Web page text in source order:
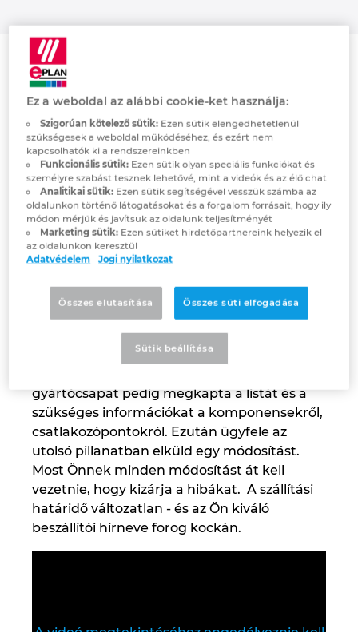
Mennyire tipikus eset!
Stressz a gépgyártás
során utolsó pillanatban
bekövetkezett változások
miatt?
Ez ismerős lehet: ügyfele megrendelt Öntől
egy gépet a gyártósorához egy
beleértve a szükséges vezérlőszekrényeket
is. Beszállító partnerei CAD szoftvert
használnak a kapcsolási rajzok előűllítására.
A szükséges anyagokat tartalmazó
gyártócsapat pedig megkapta a listát és a
szükséges információkat a komponensekről,
csatlakozópontokról. Ezután ügyfele az
utolsó pillanatban elküld egy módosítást.
Most Önnek minden módosítást át kell
vezetnie, hogy kizárja a hibákat. A szállítási
határidő változatlan - és az Ön kiváló
beszállítói hírneve forog kockán.
Malaysia
Mexico
Netherlands
New Zealand
Norway
Peru
Philippines
Romania
Serbia
Singapore
Slovakia
Ez a weboldal az alábbi cookie-ket használja:
Szigorúan kötelező sütik:Ezen sütik elengedhetetlenül
szükségesek a weboldal működéséhez, és ezért nem
kapcsolhatók ki a rendszereinkben
Funkcionális sütik:Ezen sütik olyan speciális funkciókat és
személyre szabást tesznek lehetővé, mint a videók és az élő chat
Analitikai sütik:Ezen sütik segítségével vesszük számba az
oldalunkon történő látogatásokat és a forgalom forrásait, hogy ily
módon mérjük és javítsuk az oldalunk teljesítményét
Marketing sütik:Ezen sütiket hirdetőpartnereink helyezik el
az oldalunkon keresztül
Adatvédelem
Jogi nyilatkozat
Összes elutasítása Összes süti elfogadása
Sütik beállítása